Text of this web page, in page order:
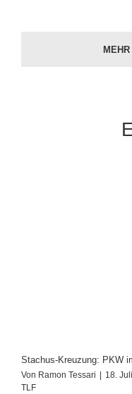
Stachus-Kreuzung: PKW
Von Ramon Tessari 18.
TLF